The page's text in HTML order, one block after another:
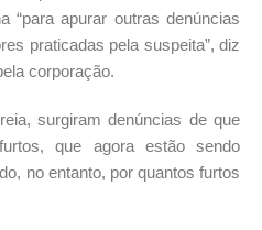
“para apurar outras denúncias
praticadas pela suspeita”, diz
corporação.
surgiram denúncias de que
que agora estão sendo
no entanto, por quantos furtos